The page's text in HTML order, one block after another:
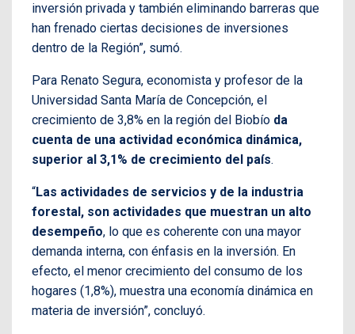
inversión privada y también eliminando barreras que
han frenado ciertas decisiones de inversiones
dentro de la Región”, sumó.
Para Renato Segura, economista y profesor de la
Universidad Santa María de Concepción, el
crecimiento de 3,8% en la región del Biobío da
cuenta de una actividad económica dinámica,
superior al 3,1% de crecimiento del país.
“Las actividades de servicios y de la industria
forestal, son actividades que muestran un alto
desempeño, lo que es coherente con una mayor
demanda interna, con énfasis en la inversión. En
efecto, el menor crecimiento del consumo de los
hogares (1,8%), muestra una economía dinámica en
materia de inversión”, concluyó.